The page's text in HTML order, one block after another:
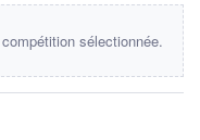
sélectionnée.